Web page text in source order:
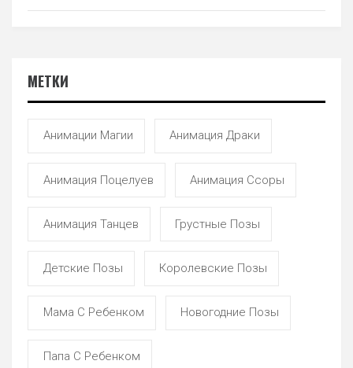
МЕТКИ
Анимации Магии Анимация Драки
Анимация Поцелуев Анимация Ссоры
Анимация Танцев Грустные Позы
Детские Позы Королевские Позы
Мама С Ребенком Новогодние Позы
Папа С Ребенком